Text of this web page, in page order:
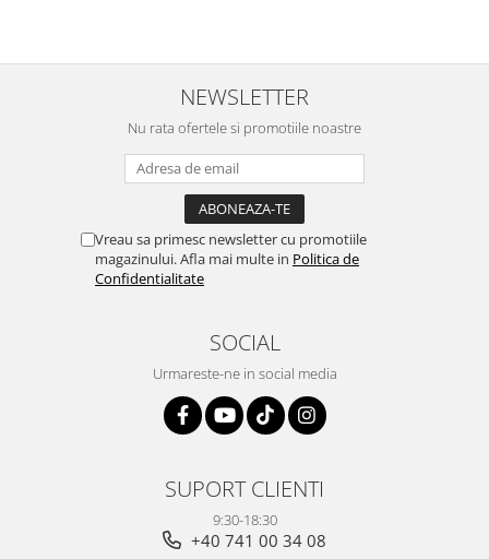
NEWSLETTER
Nu rata ofertele si promotiile noastre
Vreau sa primesc newsletter cu promotiile
magazinului. Afla mai multe in Politica de
Confidentialitate
SOCIAL
Urmareste-ne in social media
SUPORT CLIENTI
9:30-18:30
+40 741 00 34 08